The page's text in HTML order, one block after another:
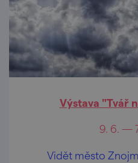
Výstava "Tvář
9. 6. —
Vidět město